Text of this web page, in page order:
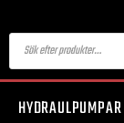
HYDRAULPUMPAR